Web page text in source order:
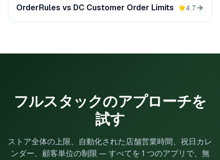
OrderRules vs DC Customer Order Limits 4.7
フルスタックのアプローチを
試す
ストア全体の上限、自動化された店舗営業時間、祝日カレ
ンダー、顧客単位の制限 — すべてを 1 つのアプリで、無